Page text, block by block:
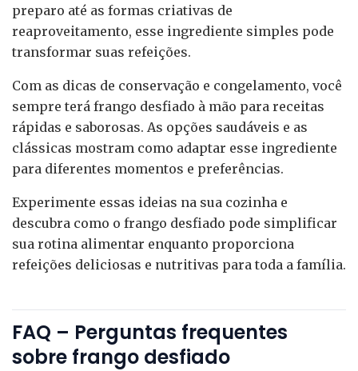
preparo até as formas criativas de
reaproveitamento, esse ingrediente simples pode
transformar suas refeições.
Com as dicas de conservação e congelamento, você
sempre terá frango desfiado à mão para receitas
rápidas e saborosas. As opções saudáveis e as
clássicas mostram como adaptar esse ingrediente
para diferentes momentos e preferências.
Experimente essas ideias na sua cozinha e
descubra como o frango desfiado pode simplificar
sua rotina alimentar enquanto proporciona
refeições deliciosas e nutritivas para toda a família.
FAQ – Perguntas frequentes
sobre frango desfiado